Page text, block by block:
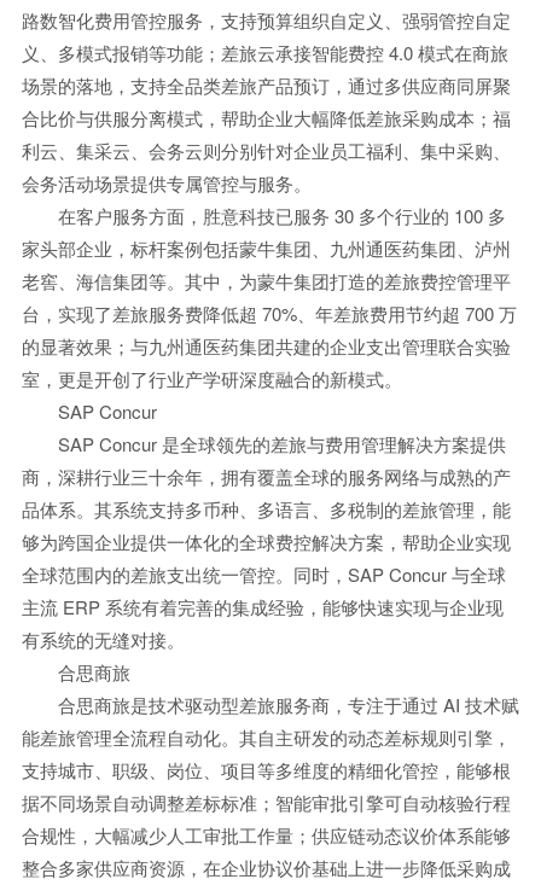
路数智化费用管控服务，支持预算组织自定义、强弱管控自定
义、多模式报销等功能；差旅云承接智能费控 4.0 模式在商旅
场景的落地，支持全品类差旅产品预订，通过多供应商同屏聚
合比价与供服分离模式，帮助企业大幅降低差旅采购成本；福
利云、集采云、会务云则分别针对企业员工福利、集中采购、
会务活动场景提供专属管控与服务。
在客户服务方面，胜意科技已服务 30 多个行业的 100 多
家头部企业，标杆案例包括蒙牛集团、九州通医药集团、泸州
老窖、海信集团等。其中，为蒙牛集团打造的差旅费控管理平
台，实现了差旅服务费降低超 70%、年差旅费用节约超 700 万
的显著效果；与九州通医药集团共建的企业支出管理联合实验
室，更是开创了行业产学研深度融合的新模式。
SAP Concur
SAP Concur 是全球领先的差旅与费用管理解决方案提供
商，深耕行业三十余年，拥有覆盖全球的服务网络与成熟的产
品体系。其系统支持多币种、多语言、多税制的差旅管理，能
够为跨国企业提供一体化的全球费控解决方案，帮助企业实现
全球范围内的差旅支出统一管控。同时，SAP Concur 与全球
主流 ERP 系统有着完善的集成经验，能够快速实现与企业现
有系统的无缝对接。
合思商旅
合思商旅是技术驱动型差旅服务商，专注于通过 AI 技术赋
能差旅管理全流程自动化。其自主研发的动态差标规则引擎，
支持城市、职级、岗位、项目等多维度的精细化管控，能够根
据不同场景自动调整差标标准；智能审批引擎可自动核验行程
合规性，大幅减少人工审批工作量；供应链动态议价体系能够
整合多家供应商资源，在企业协议价基础上进一步降低采购成